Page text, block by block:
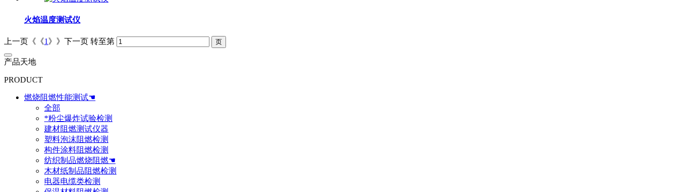
火焰温度测试仪
上一页《《1 》》下一页 转至第
产品天地
PRODUCT
燃烧阻燃性能测试☚
全部
*粉尘爆炸试验检测
建材阻燃测试仪器
塑料泡沫阻燃检测
构件涂料阻燃检测
纺织制品燃烧阻燃☚
木材纸制品阻燃检测
电器电缆类检测